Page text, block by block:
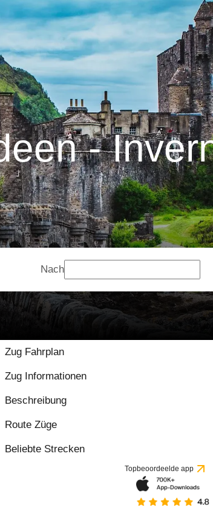
-
Nach
Zug Fahrplan
Zug Informationen
Beschreibung
Route Züge
Beliebte Strecken
Topbeoordeelde app